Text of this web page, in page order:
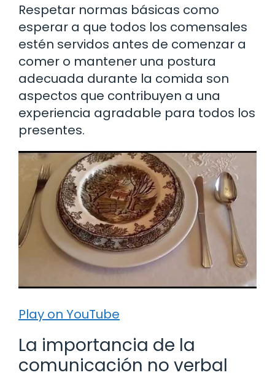
Respetar normas básicas como
esperar a que todos los comensales
estén servidos antes de comenzar a
comer o mantener una postura
adecuada durante la comida son
aspectos que contribuyen a una
experiencia agradable para todos los
presentes.
Play on YouTube
La importancia de la
comunicación no verbal